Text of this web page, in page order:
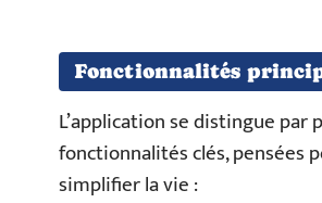
Fonctionnalités
L’application se distingue par
fonctionnalités clés, pensées
simplifier la vie :